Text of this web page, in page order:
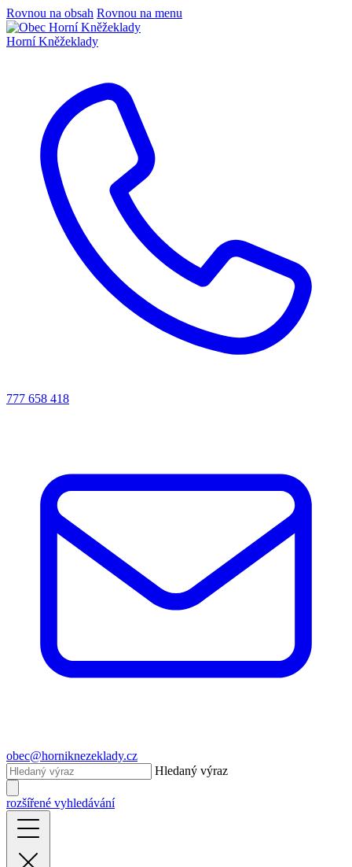
Rovnou na obsah Rovnou na menu
Horní Kněžeklady
777 658 418
obec@horniknezeklady.cz
Hledaný výraz
rozšířené vyhledávání